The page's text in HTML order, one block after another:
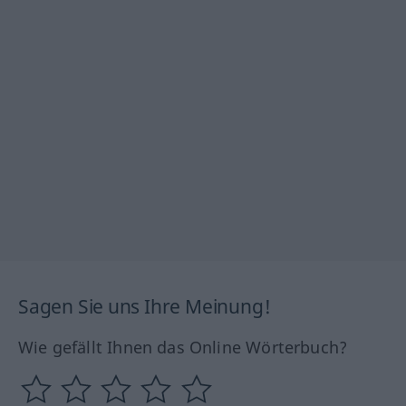
Sagen Sie uns Ihre Meinung!
Wie gefällt Ihnen das Online Wörterbuch?